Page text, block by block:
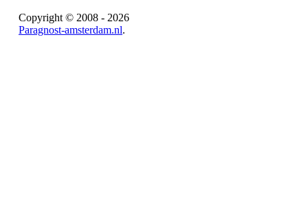
Copyright © 2008 - 2026
Paragnost-amsterdam.nl.